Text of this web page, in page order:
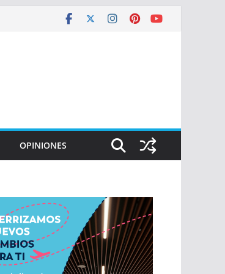
OPINIONES